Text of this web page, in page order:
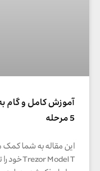
آموزش کامل و گام به
5 مرحله
این مقاله به شما کمک
Trezor Model T خود را تنظیم کنید.